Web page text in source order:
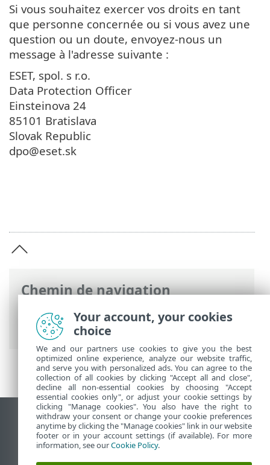
Chemin de navigation
Aide en ligne ESET>ESET Server Security
for Linux
>Politique de confidentialité
Si vous souhaitez exercer vos droits en tant
que personne concernée ou si vous avez une
question ou un doute, envoyez-nous un
message à l'adresse suivante :
ESET, spol. s r.o.
Data Protection Officer
Einsteinova 24
85101 Bratislava
Slovak Republic
dpo@eset.sk
Afficher le site des postes de travail
End of Life
Base de connaissances ESET
Your account, your cookies
choice
We and our partners use cookies to give you the best
optimized online experience, analyze our website traffic,
and serve you with personalized ads. You can agree to the
collection of all cookies by clicking "Accept all and close",
decline all non-essential cookies by choosing "Accept
essential cookies only", or adjust your cookie settings by
clicking "Manage cookies". You also have the right to
withdraw your consent or change your cookie preferences
anytime by clicking the "Manage cookies" link in our website
footer or in your account settings (if available). For more
information, see ourCookie Policy.